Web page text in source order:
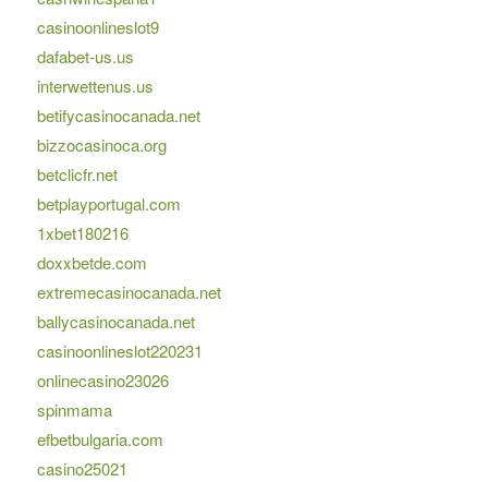
casinoonlineslot9
dafabet-us.us
interwettenus.us
betifycasinocanada.net
bizzocasinoca.org
betclicfr.net
betplayportugal.com
1xbet180216
doxxbetde.com
extremecasinocanada.net
ballycasinocanada.net
casinoonlineslot220231
onlinecasino23026
spinmama
efbetbulgaria.com
casino25021